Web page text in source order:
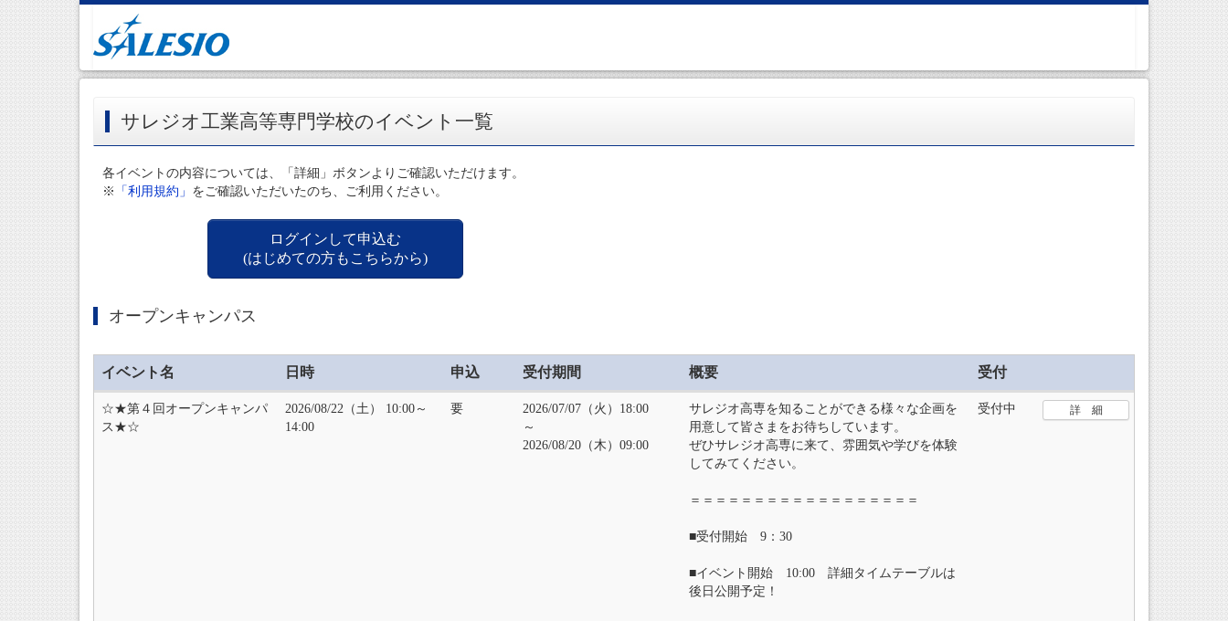
サレジオ工業高等専門学校のイベント一覧
各イベントの内容については、「詳細」ボタンよりご確認いただけます。
※
「利用規約」 をご確認いただいたのち、ご利用ください。
ログインして申込む
(はじめての方もこちらから)
オープンキャンパス
イベント名 日時 申込 受付期間 概要 受付
☆★第４回オープンキャンパ
ス★☆
2026/08/22（土） 10:00～
14:00
要
2026/07/07（火）18:00
～
2026/08/20（木）09:00
サレジオ高専を知ることができる様々な企画を
用意して皆さまをお待ちしています。
ぜひサレジオ高専に来て、雰囲気や学びを体験
してみてください。
＝＝＝＝＝＝＝＝＝＝＝＝＝＝＝＝＝＝
■受付開始 9：30
■イベント開始 10:00 詳細タイムテーブルは
後日公開予定！
受付中 詳 細